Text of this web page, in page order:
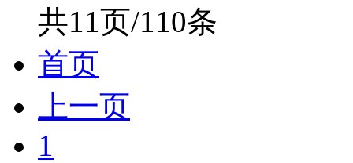
共11页/110条
首页
上一页
1